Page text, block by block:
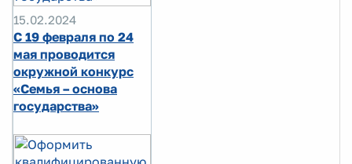
15.02.2024
С 19 февраля по 24
мая проводится
окружной конкурс
«Семья – основа
государства»